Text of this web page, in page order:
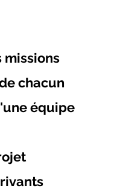
missions
chacun
équipe